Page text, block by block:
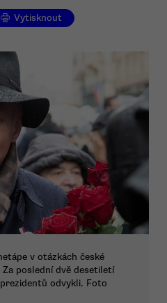
Vytisknout
v otázkách české
poslední dvě desetiletí
odvykli. Foto